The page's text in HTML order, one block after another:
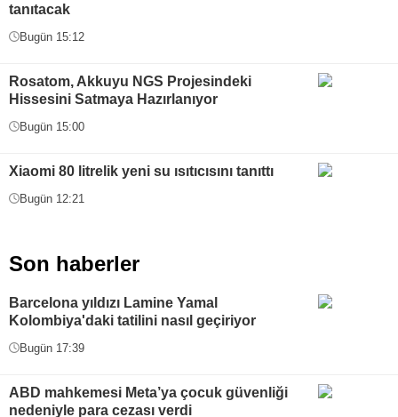
tanıtacak
Bugün 15:12
Rosatom, Akkuyu NGS Projesindeki
Hissesini Satmaya Hazırlanıyor
Bugün 15:00
Xiaomi 80 litrelik yeni su ısıtıcısını tanıttı
Bugün 12:21
Son haberler
Barcelona yıldızı Lamine Yamal
Kolombiya'daki tatilini nasıl geçiriyor
Bugün 17:39
ABD mahkemesi Meta’ya çocuk güvenliği
nedeniyle para cezası verdi